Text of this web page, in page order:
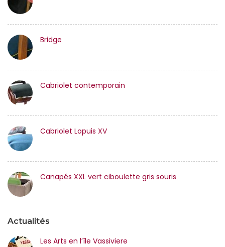
Bridge
Cabriolet contemporain
Cabriolet Lopuis XV
Canapés XXL vert ciboulette gris souris
Actualités
Les Arts en l’île Vassiviere